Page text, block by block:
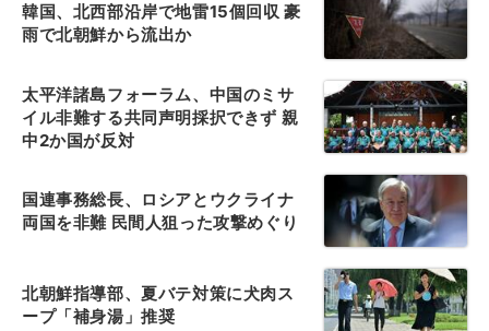
韓国、北西部沿岸で地雷15個回収 豪
雨で北朝鮮から流出か
太平洋諸島フォーラム、中国のミサ
イル非難する共同声明採択できず 親
中2か国が反対
国連事務総長、ロシアとウクライナ
両国を非難 民間人狙った攻撃めぐり
北朝鮮指導部、夏バテ対策に犬肉ス
ープ「補身湯」推奨